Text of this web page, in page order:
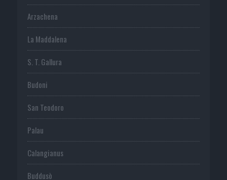
Arzachena
La Maddalena
S. T. Gallura
Budoni
San Teodoro
Palau
Calangianus
Buddusò